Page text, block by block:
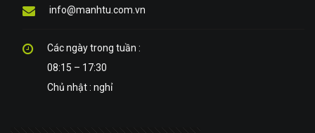
info@manhtu.com.vn
Các ngày trong tuần :
08:15 – 17:30
Chủ nhật : nghỉ